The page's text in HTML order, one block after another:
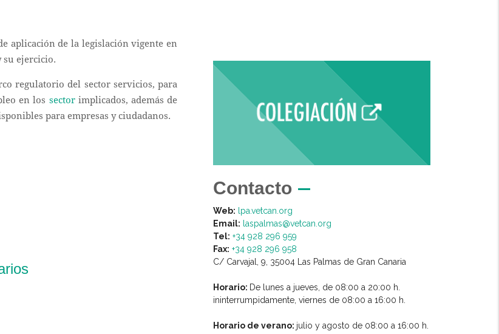
aplicación de la legislación vigente en
su ejercicio.
regulatorio del sector servicios, para
en los sectorimplicados, además de
para empresas y ciudadanos.
Contacto
Web:
lpa.vetcan.org
Email: laspalmas@vetcan.org
Tel: +34 928 296 959
Fax: +34 928 296 958
C/ Carvajal, 9, 35004 Las Palmas de Gran Canaria
Horario: De lunes a jueves, de 08:00 a 20:00 h.
ininterrumpidamente, viernes de 08:00 a 16:00 h.
Horario de verano: julio y agosto de 08:00 a 16:00 h.